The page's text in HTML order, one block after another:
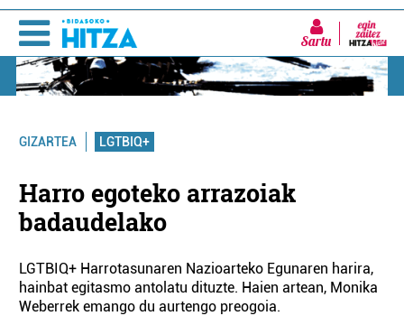
Sartu
GIZARTEA LGTBIQ+
Harro egoteko arrazoiak
badaudelako
LGTBIQ+ Harrotasunaren Nazioarteko Egunaren harira,
hainbat egitasmo antolatu dituzte. Haien artean, Monika
Weberrek emango du aurtengo preogoia.